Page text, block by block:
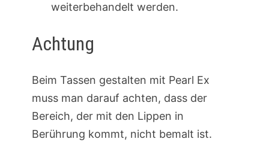
weiterbehandelt werden.
Achtung
Beim Tassen gestalten mit Pearl Ex
muss man darauf achten, dass der
Bereich, der mit den Lippen in
Berührung kommt, nicht bemalt ist.